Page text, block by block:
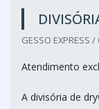
GESSO EXPRESS
Atendimento
A divisória de